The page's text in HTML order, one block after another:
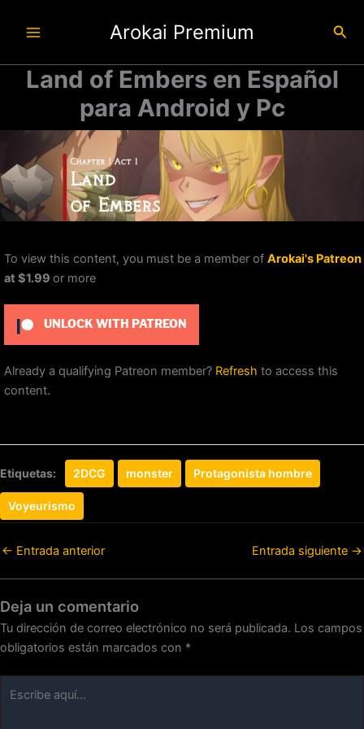
Arokai Premium
Land of Embers en Español
para Android y Pc
To view this content, you must be a member of Arokai's Patreon
at $1.99 or more
UNLOCK WITH PATREON
Already a qualifying Patreon member? Refresh to access this
content.
Etiquetas: 2DCG monster Protagonista hombre
Voyeurismo
← Entrada anterior Entrada siguiente →
Deja un comentario
Tu dirección de correo electrónico no será publicada. Los campos
obligatorios están marcados con *
aquí...